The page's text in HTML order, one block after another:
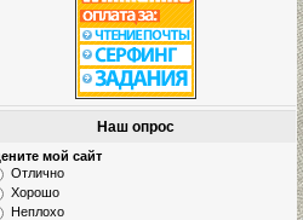
Наш опрос
мой сайт
Отлично
Хорошо
Неплохо